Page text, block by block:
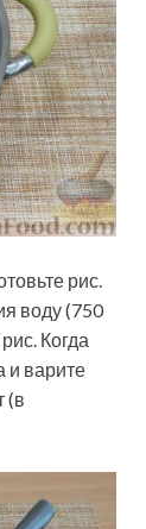
рис.
воду (750
Когда
и варите
(в